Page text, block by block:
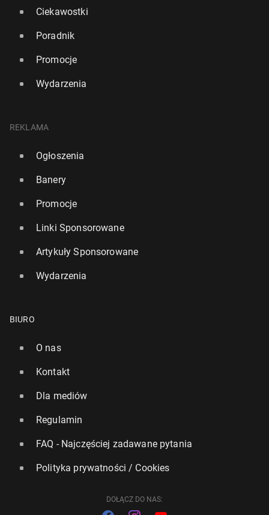
Za­ska­ku­ją­ce dane z rynku nie­ru­cho­mo­ści. Ceny w
centrum Londynu spadły w ciągu roku o ponad 20
24 lipca, 16:15
po­gor­szą sy­tu­acji bry­tyj­skich firm
24 lipca, 14:45
Ciekawostki
Poradnik
Promocje
Wydarzenia
REKLAMA
Ogłoszenia
Banery
Promocje
Linki Sponsorowane
Artykuły Sponsorowane
Wydarzenia
BIURO
O nas
Kontakt
Dla mediów
Regulamin
FAQ - Najczęściej zadawane pytania
Polityka prywatności / Cookies
DOŁĄCZ DO NAS: